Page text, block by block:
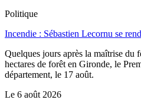
Politique
Incendie : Sébastien Lecornu se
Quelques jours après la maîtrise du
hectares de forêt en Gironde, le
département, le 17 août.
Le 6 août 2026